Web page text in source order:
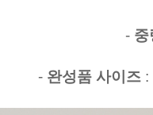
- 중
- 완성품 사이즈 :